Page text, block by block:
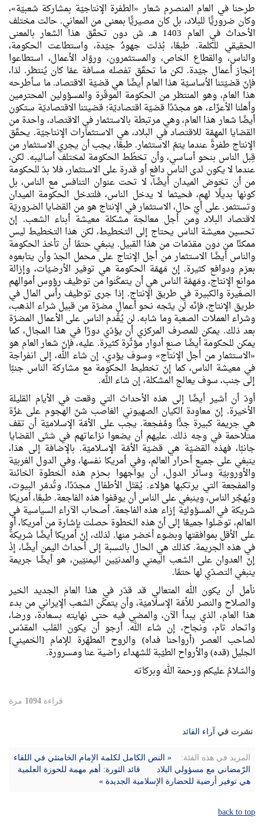
طرحنا في العام المنصرم شعار «الطفرة الإنتاجيّة بمشاركة شعبيّة»،
وكان ضروريًّا للبلاد، بل كان مصيريًّا بمعنى من المعاني. حالت مختلف
الأحداث في العام 1403 هـ. ش دون تحقّق هذا الشعار بالمعنى
الحقيقي للكلمة. طبعًا، بُذلت جهودٌ جيّدة، واستطاعت الحكومة،
والناس، والقطاع الخاص، والمستثمرون، وروّاد الأعمال، استطاعوا
إنجاز أعمال جيّدة. لكن ما تحقّق تفصله مسافة عمّا كان يُنتظر. لذا،
فإنّ قضيّتنا الأساسيّة هذا العام أيضًا هي قضيّة الاقتصاد. ما سأطرحه
هذا العام، وهو المنتظر من الحكومة الموقّرة والمسؤولين المحترمين
وأهلنا الأعزّاء، هو مجدّدًا قضيّة اقتصاديّة؛ قضيتنا الاقتصاديّة ستكون
أيضًا شعار هذا العام، وهي مرتبطة بالاستثمار في الاقتصاد، واحدة من
القضايا المهمّة للاقتصاد في البلاد، هي الاستثمارات الإنتاجيّة. يحقّق
الإنتاج طفرةً عندما يتمّ الاستثمار. طبعًا، يجب أن يجري الاستثمار من
قِبل الناس بنحو أساسي، وأن تخطّط الحكومة لمختلف أساليبه. لكن،
عندما لا يكون لدى الناس دافع أو قدرة على الاستثمار، فلا بدّ للحكومة
من أن تخوض الميدان أيضًا، لا تحت عنوان التنافس مع الناس، بل
كونها بديلًا لهم، فحيثما لا يدخل الناس، فلتدخل الحكومة الميدان
وتستثمر. على أيّ حال، الاستثمار في الإنتاج هو من القضايا الضروريّة
لاقتصاد البلاد ومن أجل معالجة مشكلة معيشة أبناء الشعب. إنّ
تحسين معيشة الناس يحتاج إلى التخطيط، لكن هذا التخطيط ليس
ممكنًا من دون مقدّمات من هذا القبيل. ينبغي حتمًا أن تأخذ الحكومة
والناس أيضًا الاستثمار من أجل الإنتاج على محمل الجدّ وأن يتابعوه
بعزم ودوافع كثيرة. إنّ مَهمّة الحكومة هي توفير الأرضيّات، وإزالة
موانع الإنتاج، ومَهمّة الناس هي أن يتمكّنوا من توظيف رؤوس أموالهم
الصغيرة والكبيرة في طريق الإنتاج. إذا جرى توظيف رأس المال في
طريق الإنتاج، فإنّه لن يتّجه نحو أعمالٍ مضرّة من قبيل شراء الذهب،
وشراء العملات الصعبة وما شابه. لن يُقدم الناس على الأعمال المضرّة
بعد ذلك. يمكن للمصرف المركزي أن يؤدّي دورًا في هذا المجال، كما
يمكن للحكومة أيضًا صنع أدوار مؤثّرة كثيرة. عليه، فإنّ شعار العام هو
«الاستثمار من أجل الإنتاج» وسوف يؤدي، إن شاء الله، إلى انفراجة
في معيشة الناس، كما إنّ تخطيط الحكومة مع مشاركة الناس جنبًا
إلى جنب، سوف يعالج المشكلة، إن شاء الله.
أودّ أن أشير أيضًا إلى هذه الأحداث التي وقعت في الأيام القليلة
الأخيرة. إنّ معاودة الكيان الصهيوني الغاصب شنّ الهجوم على غزّة
هي جريمة كبيرة جدًّا ومُفجعة. يجب على الأمّة الإسلاميّة أن تقف
متلاحمة في وجه ذلك. عليهم أن يضعوا نزاعاتهم في شتّى القضايا
جانبًا، فهذه القضيّة هي قضيّة الأمّة الإسلاميّة. بالإضافة إلى هذا،
ينبغي على جميع أحرار العالم، وفي أمريكا نفسها، وفي الدول الغربيّة
والأوروبيّة وسائر الدول، أن يواجهوا بحزم هذه الخطوة الخائنة
والمفجعة التي يرتكبها هؤلاء. يُقتَل الأطفال مجدّدًا، وتُدمّر البيوت،
ويُهجَّر الناس، وينبغي على الناس أن يوقفوا هذه الفاجعة. طبعًا، أمريكا
شريكة في المسؤوليّة إزاء هذه الفاجعة. أصحاب الآراء السياسية في
العالم، توصّلوا جميعًا إلى أنّ هذه الخطوة حصلت بإشارة من أمريكا، أو
على الأقل بموافقتها وبضوء أخضر منها. لذلك، إنّ أمريكا أيضًا شريكةٌ
في هذه الجريمة. كذلك هي الحال بالنسبة إلى أحداث اليمن أيضًا، إذْ
إنّ العدوان على الشعب اليمني والمدنيّين اليمنيّين، هو أيضًا جريمة
ينبغي التصدّي لها حتمًا.
نأمل أن يكون الله المتعالي قد قدّر في هذا العام الجديد الخير
والصلاح والنصر للأمّة الإسلاميّة، وأن يتمكّن الشعب الإيراني من بدء
هذا العام، الذي يبدأ الآن، والمضي فيه حتى نهايته بسعادة، ورضا،
واتحاد تام، ونجاح، إن شاء الله. أرجو أن يكون القلب المقدّس
لصاحب العصر (أرواحنا فداه) والروح المطهّرة للإمام [الخميني]
الجليل (قده) والأرواح الطيّبة للشهداء راضية عنا ومسرورة.
والسّلامُ عليكم ورحمة الله وبركاته
قراءة 1094 مرة
نشرت في آراء القائد
المزيد في هذه الفئة:
« النص الکامل لكلمة الإمام الخامنئي في اللقاء
الرّمضاني مع مسؤولي البلاد
قائد الثورة: أهم مهمة للحوزة العلمية
هي توفير أرضية للحضارة الإسلامية الجديدة »
back to top